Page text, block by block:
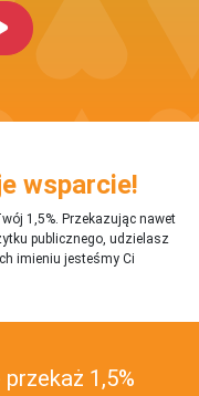
wsparcie!
1,5%. Przekazując nawet
publicznego, udzielasz
imieniu jesteśmy Ci
1,5%